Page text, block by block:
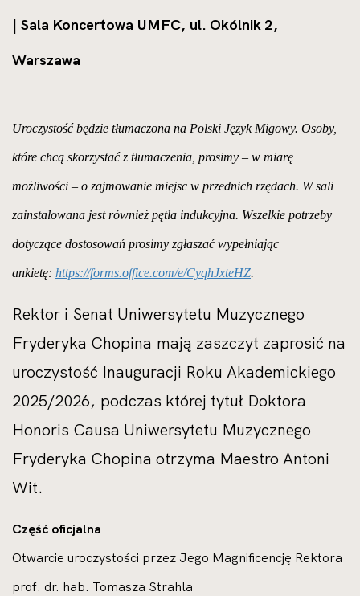
| Sala Koncertowa UMFC, ul. Okólnik 2,
Warszawa
Uroczystość będzie tłumaczona na Polski Język Migowy. Osoby,
które chcą skorzystać z tłumaczenia, prosimy – w miarę
możliwości – o zajmowanie miejsc w przednich rzędach. W sali
zainstalowana jest również pętla indukcyjna. Wszelkie potrzeby
dotyczące dostosowań prosimy zgłaszać wypełniając
ankietę: https://forms.office.com/e/CyqhJxteHZ.
Rektor i Senat Uniwersytetu Muzycznego
Fryderyka Chopina mają zaszczyt zaprosić na
uroczystość Inauguracji Roku Akademickiego
2025/2026, podczas której tytuł Doktora
Honoris Causa Uniwersytetu Muzycznego
Fryderyka Chopina otrzyma Maestro Antoni
Wit.
Część oficjalna
Otwarcie uroczystości przez Jego Magnificencję Rektora
prof. dr. hab. Tomasza Strahla